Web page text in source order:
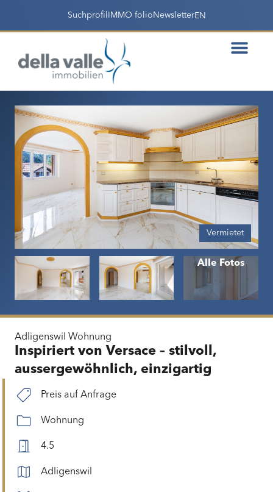
Suchprofil IMMO folio NewsletterEN
Vermietet
Adligenswil Wohnung
Inspiriert von Versace – stilvoll,
aussergewöhnlich, einzigartig
Preis auf Anfrage
Wohnung
4.5
Adligenswil